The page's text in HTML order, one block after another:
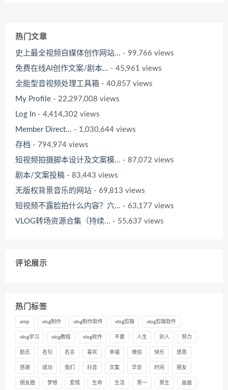
热门文章
史上最全视频自媒体创作网站... - 99,766 views
免费在线AI创作文案/剧本... - 45,961 views
全能型音视频处理工具箱 - 40,857 views
My Profile - 22,297,008 views
Log In - 4,414,302 views
Member Direct... - 1,030,644 views
存档 - 794,974 views
短视频拍摄脚本设计及文案模... - 87,072 views
剧本/文案投稿 - 83,443 views
无版权背景音乐的网站 - 69,813 views
短视频不露脸拍什么内容？六... - 63,177 views
VLOG转场资源合集（持续... - 55,637 views
评论展示
热门标签
amp vlog制作 vlog制作软件 vlog剪辑 vlog剪辑软件
vlog学习 vlog教程 vlog软件 不要 人生 别人 努力
励志 名句 名言 喜欢 幸福 微信 快乐 感恩
感谢 成功 我们 抖音 文案 早安 时间 朋友
朋友圈 梦想 爱情 生命 生活 男一 男生 画面